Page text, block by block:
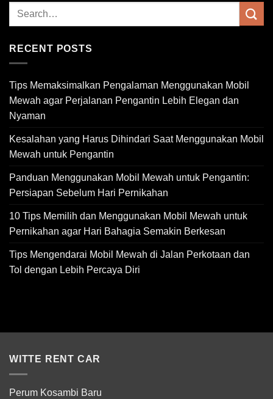
RECENT POSTS
Tips Memaksimalkan Pengalaman Menggunakan Mobil
Mewah agar Perjalanan Pengantin Lebih Elegan dan
Nyaman
Kesalahan yang Harus Dihindari Saat Menggunakan Mobil
Mewah untuk Pengantin
Panduan Menggunakan Mobil Mewah untuk Pengantin:
Persiapan Sebelum Hari Pernikahan
10 Tips Memilih dan Menggunakan Mobil Mewah untuk
Pernikahan agar Hari Bahagia Semakin Berkesan
Tips Mengendarai Mobil Mewah di Jalan Perkotaan dan
Tol dengan Lebih Percaya Diri
WITTE RENT CAR
Perum Kosambi Baru